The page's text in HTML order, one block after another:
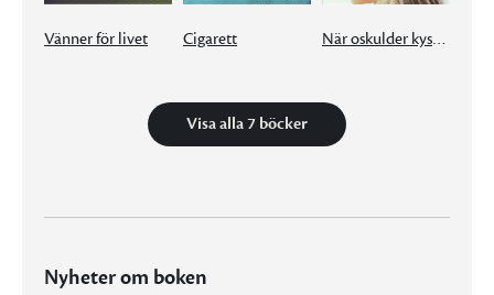
Vänner för livet Cigarett När oskulder kysser
Visa alla 7 böcker
Nyheter om boken